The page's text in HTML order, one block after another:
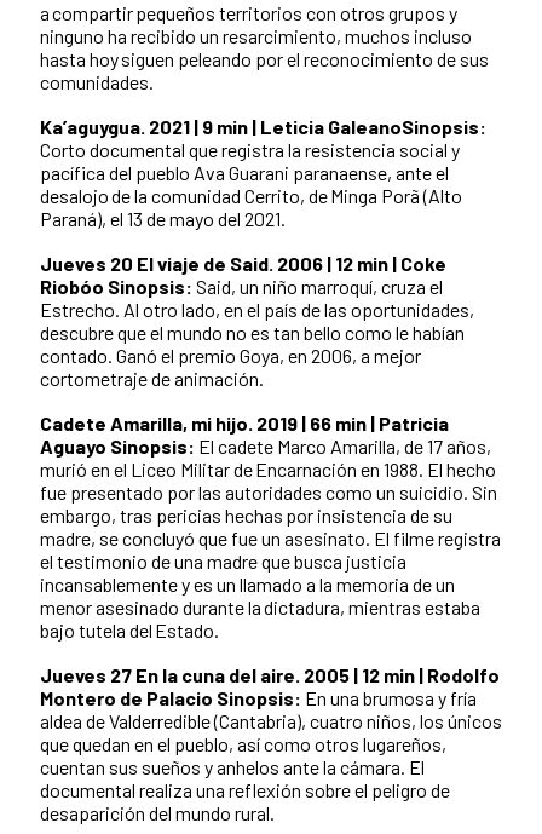
a compartir pequeños territorios con otros grupos y
ninguno ha recibido un resarcimiento, muchos incluso
hasta hoy siguen peleando por el reconocimiento de sus
comunidades.
Ka’aguygua. 2021 | 9 min | Leticia GaleanoSinopsis:
Corto documental que registra la resistencia social y
pacífica del pueblo Ava Guarani paranaense, ante el
desalojo de la comunidad Cerrito, de Minga Porã (Alto
Paraná), el 13 de mayo del 2021.
Jueves 20 El viaje de Said. 2006 | 12 min | Coke
Riobóo Sinopsis: Said, un niño marroquí, cruza el
Estrecho. Al otro lado, en el país de las oportunidades,
descubre que el mundo no es tan bello como le habían
contado. Ganó el premio Goya, en 2006, a mejor
cortometraje de animación.
Cadete Amarilla, mi hijo. 2019 | 66 min | Patricia
Aguayo Sinopsis: El cadete Marco Amarilla, de 17 años,
murió en el Liceo Militar de Encarnación en 1988. El hecho
fue presentado por las autoridades como un suicidio. Sin
embargo, tras pericias hechas por insistencia de su
madre, se concluyó que fue un asesinato. El filme registra
el testimonio de una madre que busca justicia
incansablemente y es un llamado a la memoria de un
menor asesinado durante la dictadura, mientras estaba
bajo tutela del Estado.
Jueves 27 En la cuna del aire. 2005 | 12 min | Rodolfo
Montero de Palacio Sinopsis: En una brumosa y fría
aldea de Valderredible (Cantabria), cuatro niños, los únicos
que quedan en el pueblo, así como otros lugareños,
cuentan sus sueños y anhelos ante la cámara. El
documental realiza una reflexión sobre el peligro de
desaparición del mundo rural.